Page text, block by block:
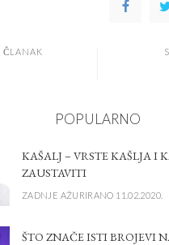
ČLANAK
POPULARNO
KAŠALJ – VRSTE KAŠLJA I
ZAUSTAVITI
ZADNJE AŽURIRANO 11.02.2020.
ŠTO ZNAČE ISTI BROJEVI